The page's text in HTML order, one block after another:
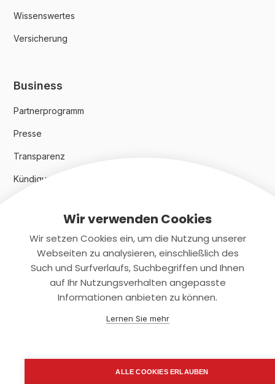
Wissenswertes
Versicherung
Business
Partnerprogramm
Presse
Transparenz
Kündigungsindex 2024
Rechtliches
Datenschutz
Wir verwenden Cookies
Wir setzen Cookies ein, um die Nutzung unserer
Webseiten zu analysieren, einschließlich des
Such und Surfverlaufs, Suchbegriffen und Ihnen
auf Ihr Nutzungsverhalten angepasste
Informationen anbieten zu können.
Lernen Sie mehr
ALLE COOKIES ERLAUBEN